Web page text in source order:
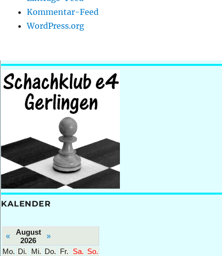
Kommentar-Feed
WordPress.org
KALENDER
«
August
2026
»
Mo. Di. Mi. Do. Fr. Sa. So.